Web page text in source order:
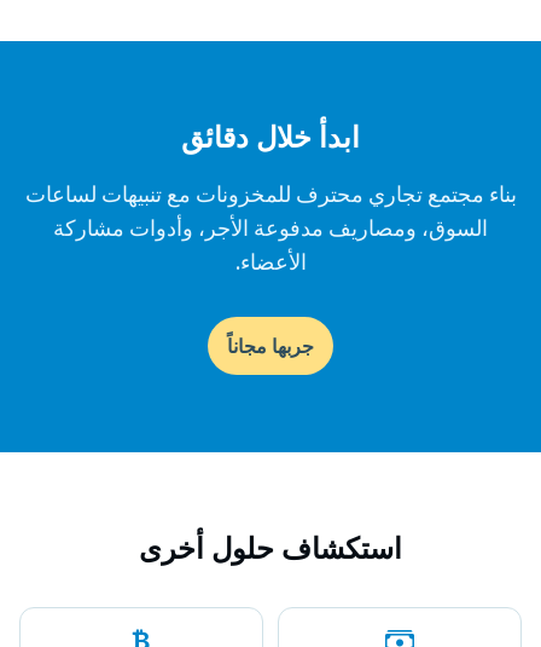
ابدأ خلال دقائق
بناء مجتمع تجاري محترف للمخزونات مع تنبيهات لساعات
السوق، ومصاريف مدفوعة الأجر، وأدوات مشاركة
الأعضاء.
جربها مجاناً
استكشاف حلول أخرى